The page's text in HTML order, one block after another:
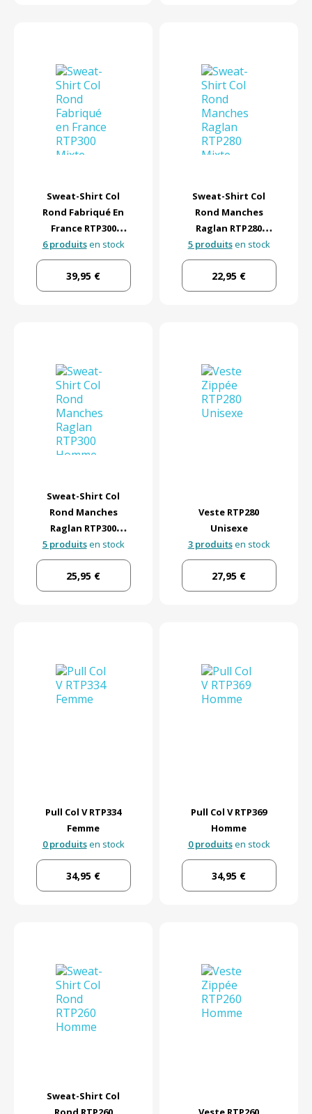
Sweat-Shirt Col
Rond Fabriqué En
France RTP300
Unisexe
6 produitsen stock
39,95 €
Sweat-Shirt Col
Rond Manches
Raglan RTP280
Unisexe
5 produitsen stock
22,95 €
Sweat-Shirt Col
Rond Manches
Raglan RTP300
Homme
5 produitsen stock
25,95 €
Veste RTP280
Unisexe
3 produitsen stock
27,95 €
Pull Col V RTP334
Femme
0 produitsen stock
34,95 €
Pull Col V RTP369
Homme
0 produitsen stock
34,95 €
Sweat-Shirt Col